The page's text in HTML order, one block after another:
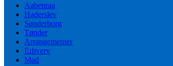
Aabenraa
Haderslev
Sønderborg
Tønder
Arrangementer
Erhverv
Mad